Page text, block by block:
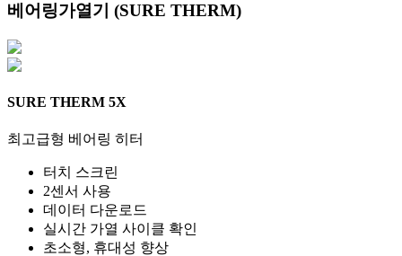
베어링가열기 (SURE THERM)
SURE THERM 5X
최고급형 베어링 히터
터치 스크린
2센서 사용
데이터 다운로드
실시간 가열 사이클 확인
초소형, 휴대성 향상